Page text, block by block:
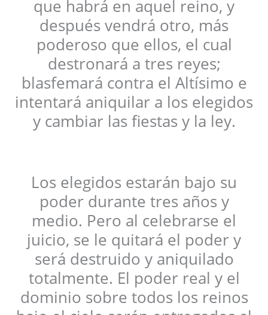
que habrá en aquel reino, y
después vendrá otro, más
poderoso que ellos, el cual
destronará a tres reyes;
blasfemará contra el Altísimo e
intentará aniquilar a los elegidos
y cambiar las fiestas y la ley.
Los elegidos estarán bajo su
poder durante tres años y
medio. Pero al celebrarse el
juicio, se le quitará el poder y
será destruido y aniquilado
totalmente. El poder real y el
dominio sobre todos los reinos